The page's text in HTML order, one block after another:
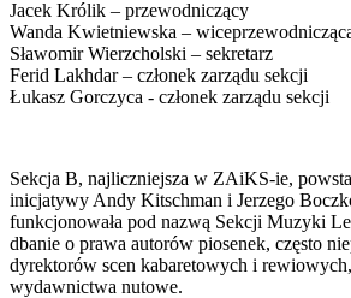
Jacek Królik – przewodniczący
Wanda Kwietniewska –
Sławomir Wierzcholski – sekretarz
Ferid Lakhdar – członek zarządu sekcji
Łukasz Gorczyca - członek zarządu sekcji
Sekcja B, najliczniejsza w ZAiKS-ie,
inicjatywy Andy Kitschman i Jerzego
funkcjonowała pod nazwą Sekcji Muzyki
dbanie o prawa autorów piosenek, często
dyrektorów scen kabaretowych i
wydawnictwa nutowe.